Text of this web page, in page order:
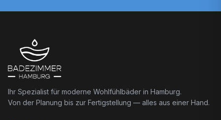
Ihr Spezialist für moderne Wohlfühlbäder in Hamburg.
Von der Planung bis zur Fertigstellung — alles aus einer Hand.